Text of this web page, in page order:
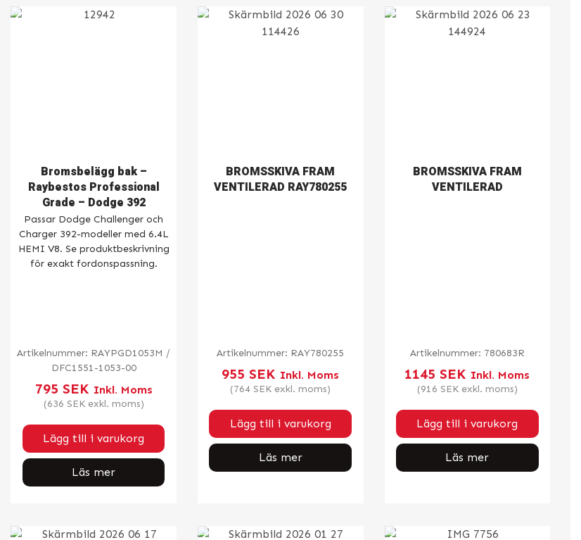
Bromsbelägg bak –
Raybestos Professional
Grade – Dodge 392
Passar Dodge Challenger och
Charger 392-modeller med 6.4L
HEMI V8. Se produktbeskrivning
för exakt fordonspassning.
Artikelnummer: RAYPGD1053M /
DFC1551-1053-00
795 SEK Inkl. Moms
(636 SEKexkl. moms)
Lägg till i varukorg
Läs mer
BROMSSKIVA FRAM
VENTILERAD RAY780255
Artikelnummer: RAY780255
955 SEK Inkl. Moms
(764 SEK exkl. moms)
Lägg till i varukorg
Läs mer
BROMSSKIVA FRAM
VENTILERAD
Artikelnummer: 780683R
1145 SEK Inkl. Moms
(916 SEKexkl. moms)
Lägg till i varukorg
Läs mer